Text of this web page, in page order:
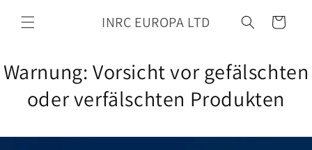
Inhalt
springen
INRC EUROPA LTD Wagen
Warnung: Vorsicht vor gefälschten
oder verfälschten Produkten